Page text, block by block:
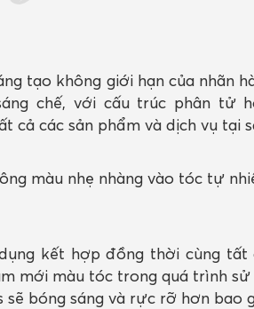
tạo không giới hạn của nhãn
chế, với cấu trúc phân tử
cả các sản phẩm và dịch vụ tại
màu nhẹ nhàng vào tóc tự
kết hợp đồng thời cùng tất
mới màu tóc trong quá trình sử
bóng sáng và rực rỡ hơn bao